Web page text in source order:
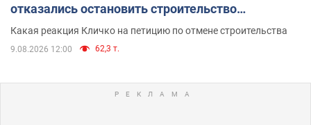
отказались остановить строительство
небоскреба "московского верующего"
Какая реакция Кличко на петицию по отмене строительства
9.08.2026 12:00 62,3 т.